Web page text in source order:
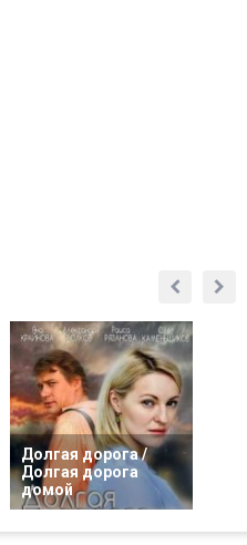
Долгая дорога /
Долгая дорога
домой